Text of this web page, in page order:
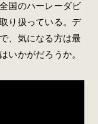
国のハーレーダビ
り扱っている。デ
、気になる方は最
いかがだろうか。